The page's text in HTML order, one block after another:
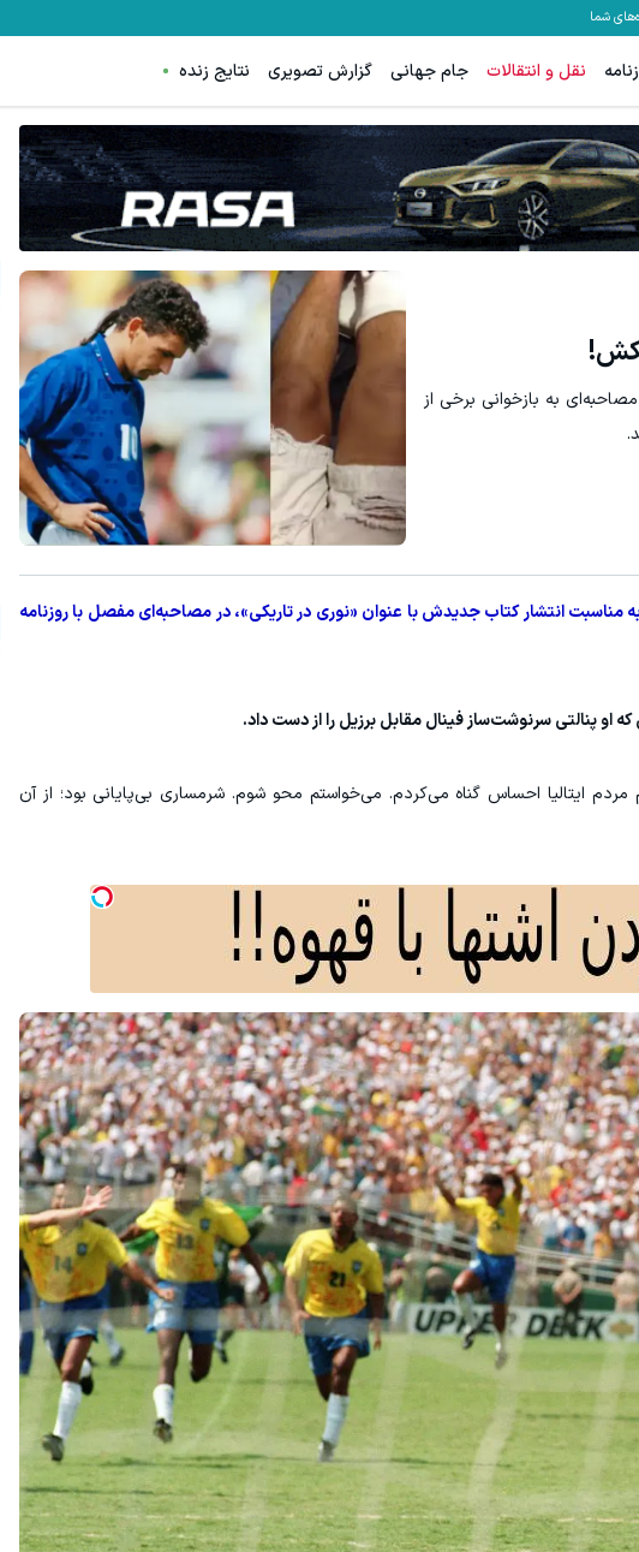
شما
نقل و انتقالات جام جهانی گزارش تصویری نتایج زنده
به بازخوانی برخی از
به مناسبت انتشار کتاب جدیدش با عنوان «نوری در تاریکی»، در مصاحبه‌ای مفصل با روزنامه
مردم ایتالیا احساس گناه می‌کردم. می‌خواستم محو شوم. شرمساری بی‌پایانی بود؛ از آن
ترید EURUSD با اسپرد از صفر پیپ
ثبت نام کنید
کلیک کن! ثبت نام کنید